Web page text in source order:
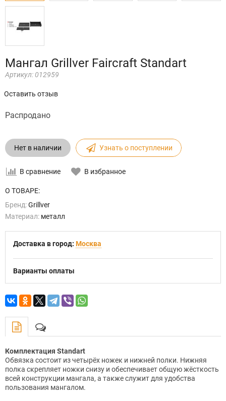
Мангал Grillver Faircraft Standart
Артикул: 012959
Оставить отзыв
Распродано
Нет в наличии Узнать о поступлении
В сравнение В избранное
О ТОВАРЕ:
Бренд:Grillver
Материал: металл
Доставка в город: Москва
Варианты оплаты
Комплектация Standart
Обвязка состоит из четырёх ножек и нижней полки. Нижняя
полка скрепляет ножки снизу и обеспечивает общую жёсткость
всей конструкции мангала, а также служит для удобства
пользования мангалом.